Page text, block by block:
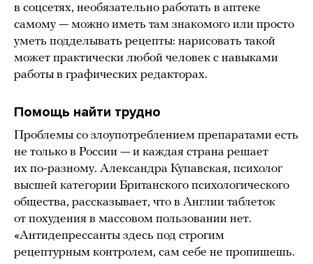
в соцсетях, необязательно работать в аптеке
самому — можно иметь там знакомого или просто
уметь подделывать рецепты: нарисовать такой
может практически любой человек с навыками
работы в графических редакторах.
Помощь найти трудно
Проблемы со злоупотреблением препаратами есть
не только в России — и каждая страна решает
их по-разному. Александра Купавская, психолог
высшей категории Британского психологического
общества, рассказывает, что в Англии таблеток
от похудения в массовом пользовании нет.
«Антидепрессанты здесь под строгим
рецептурным контролем, сам себе не пропишешь.